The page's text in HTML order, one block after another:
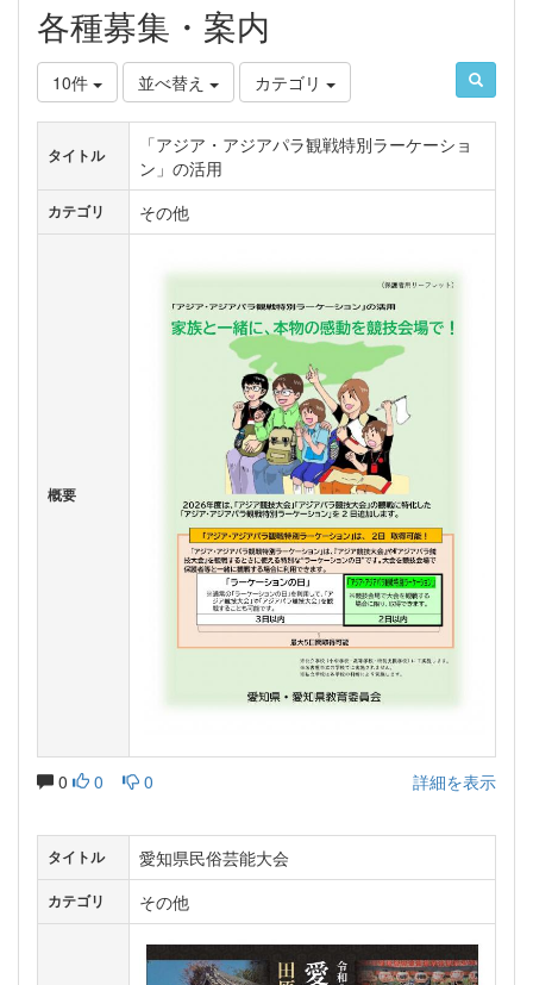
各種募集・案内
10件 並べ替え カテゴリ
タイトル
「アジア・アジアパラ観戦特別ラーケーショ
ン」の活用
カテゴリ その他
概要
0 0 0 詳細を表示
タイトル 愛知県民俗芸能大会
カテゴリ その他